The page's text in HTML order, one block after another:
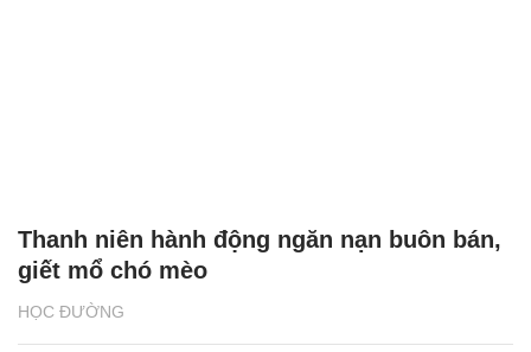
HỌC ĐƯỜNG
Thanh niên hành động ngăn nạn buôn bán,
giết mổ chó mèo